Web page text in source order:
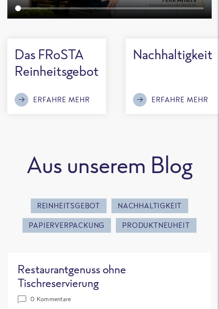
Das FRoSTA
Reinheitsgebot
ERFAHRE MEHR
Nachhaltigkeit
ERFAHRE MEHR
Aus unserem Blog
REINHEITSGEBOT NACHHALTIGKEIT
PAPIERVERPACKUNG PRODUKTNEUHEIT
Restaurantgenuss ohne
Tischreservierung
0 Kommentare